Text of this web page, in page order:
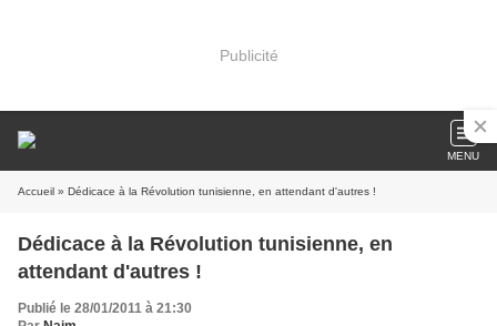
Publicité
MENU
Accueil » Dédicace à la Révolution tunisienne, en attendant d'autres !
Dédicace à la Révolution tunisienne, en
attendant d'autres !
Publié le 28/01/2011 à 21:30